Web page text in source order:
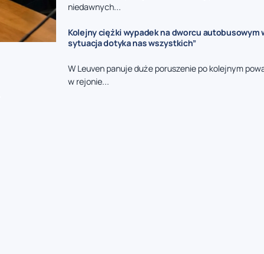
niedawnych...
Kolejny ciężki wypadek na dworcu autobusowym
sytuacja dotyka nas wszystkich”
W Leuven panuje duże poruszenie po kolejnym
w rejonie...